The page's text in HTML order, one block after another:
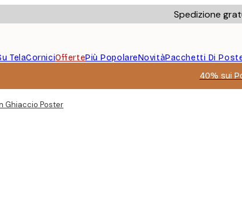
Spedizione
TelaCorniciOffertePiù PopolareNovitàPacchetti Di
40% sui
Ghiaccio Poster